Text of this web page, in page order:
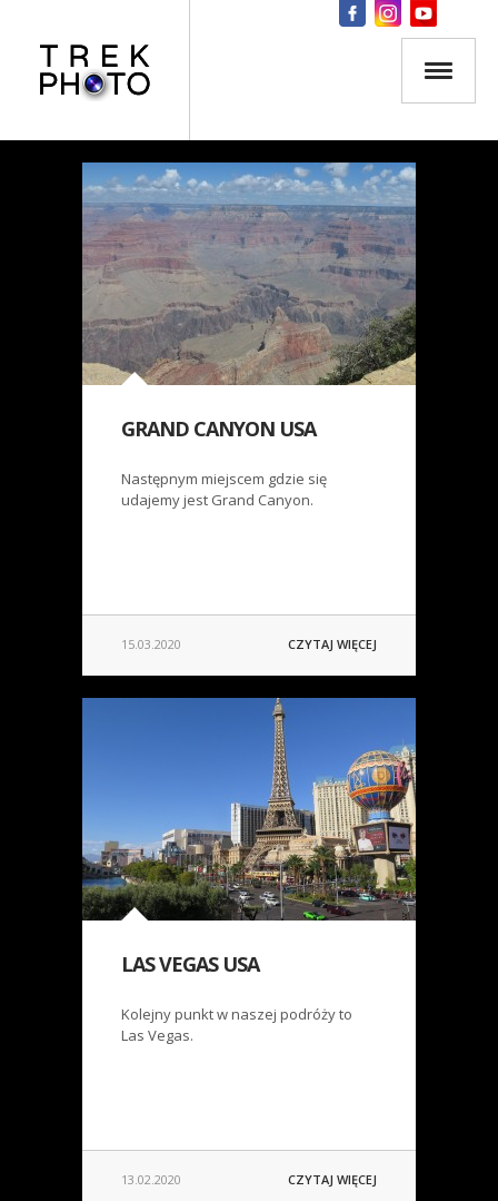
GRAND CANYON USA
Następnym miejscem gdzie się
udajemy jest Grand Canyon.
15.03.2020 CZYTAJ WIĘCEJ
LAS VEGAS USA
Kolejny punkt w naszej podróży to
Las Vegas.
13.02.2020 CZYTAJ WIĘCEJ